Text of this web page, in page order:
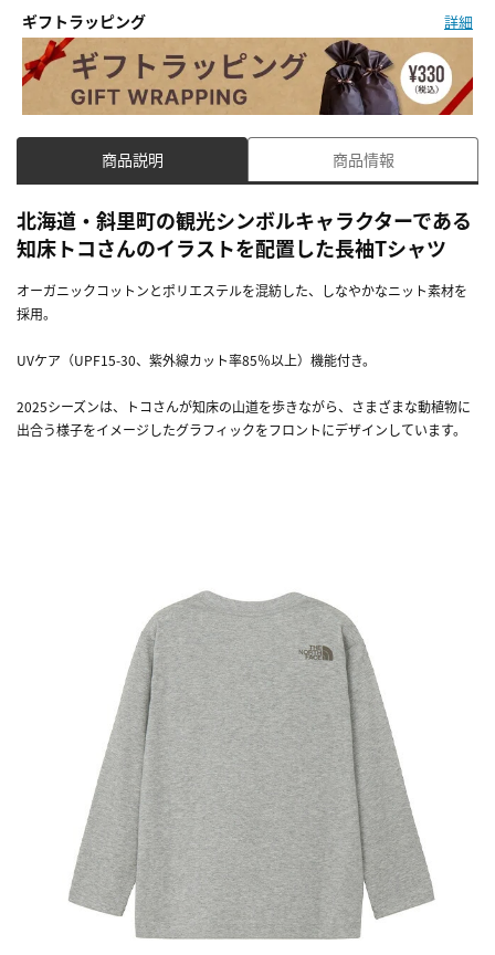
ギフトラッピング 詳細
商品説明 商品情報
北海道・斜里町の観光シンボルキャラクターである
知床トコさんのイラストを配置した長袖Tシャツ
オーガニックコットンとポリエステルを混紡した、しなやかなニット素材を
採用。
UVケア（UPF15-30、紫外線カット率85％以上）機能付き。
2025シーズンは、トコさんが知床の山道を歩きながら、さまざまな動植物に
出合う様子をイメージしたグラフィックをフロントにデザインしています。